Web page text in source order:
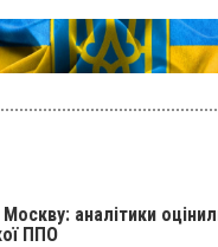
аналітики
ППО